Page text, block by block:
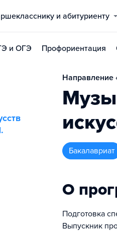
и абитуриенту
и ОГЭ Профориентация
Направление
бакалавриат
О
Подготовка
Выпускник